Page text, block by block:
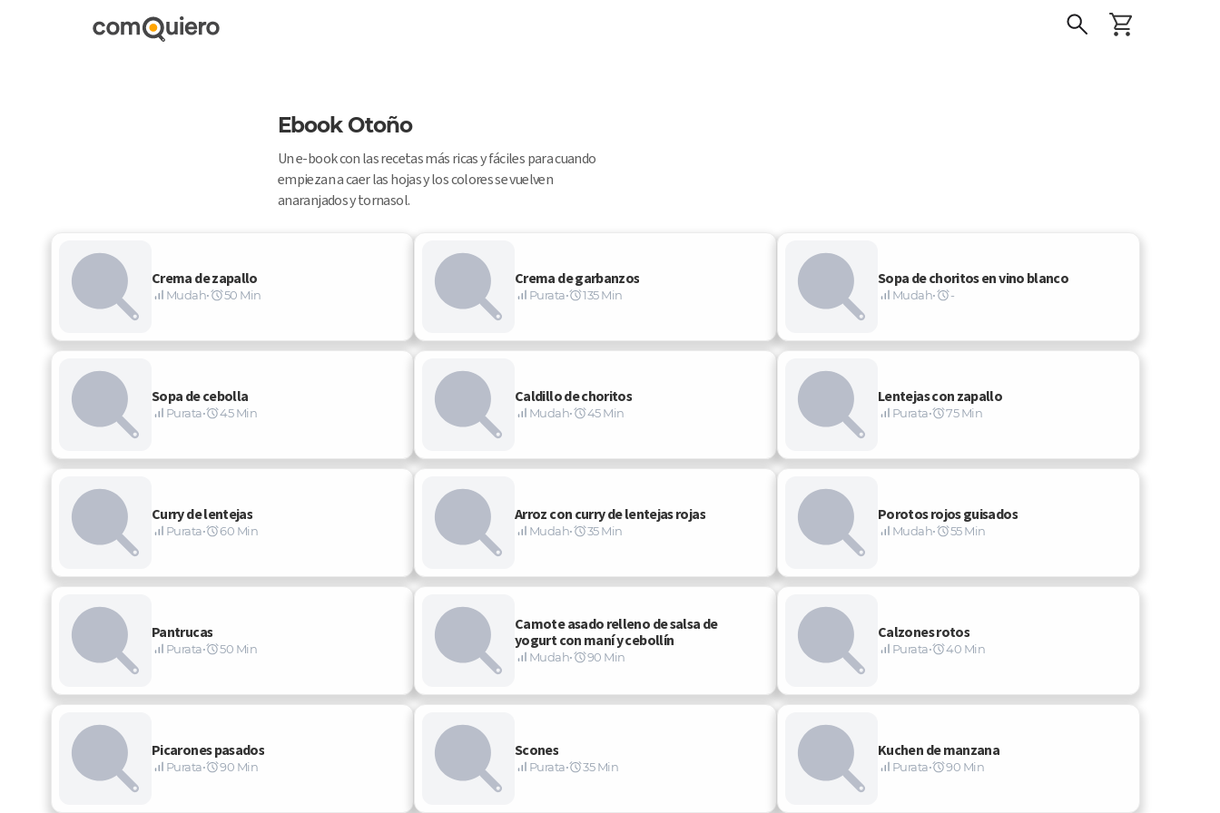
Ebook Otoño
Un e-book con las recetas más ricas y fáciles para cuando
empiezan a caer las hojas y los colores se vuelven
anaranjados y tornasol.
Crema de zapallo
Mudah• 50 Min
Crema de garbanzos
Purata• 135 Min
Sopa de choritos en vino blanco
Mudah• -
Sopa de cebolla
Purata• 45 Min
Caldillo de choritos
Mudah• 45 Min
Lentejas con zapallo
Purata• 75 Min
Curry de lentejas
Purata• 60 Min
Arroz con curry de lentejas rojas
Mudah• 35 Min
Porotos rojos guisados
Mudah• 55 Min
Pantrucas
Purata• 50 Min
Camote asado relleno de salsa de
yogurt con maní y cebollín
Mudah• 90 Min
Calzones rotos
Purata• 40 Min
Picarones pasados
Purata• 90 Min
Scones
Purata• 35 Min
Kuchen de manzana
Purata• 90 Min